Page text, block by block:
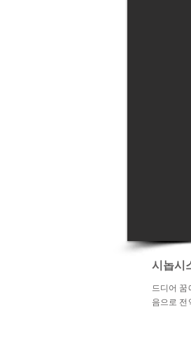
시놉시
드디어
음으로 전